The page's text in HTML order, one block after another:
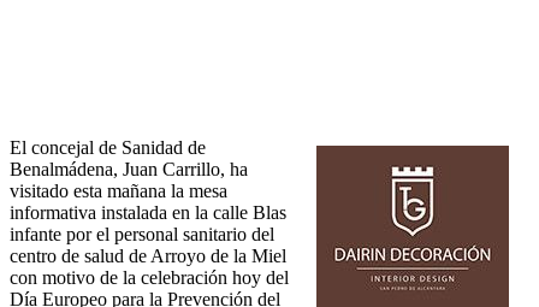
El concejal de Sanidad de
Benalmádena, Juan Carrillo, ha
visitado esta mañana la mesa
informativa instalada en la calle Blas
infante por el personal sanitario del
centro de salud de Arroyo de la Miel
con motivo de la celebración hoy del
Día Europeo para la Prevención del